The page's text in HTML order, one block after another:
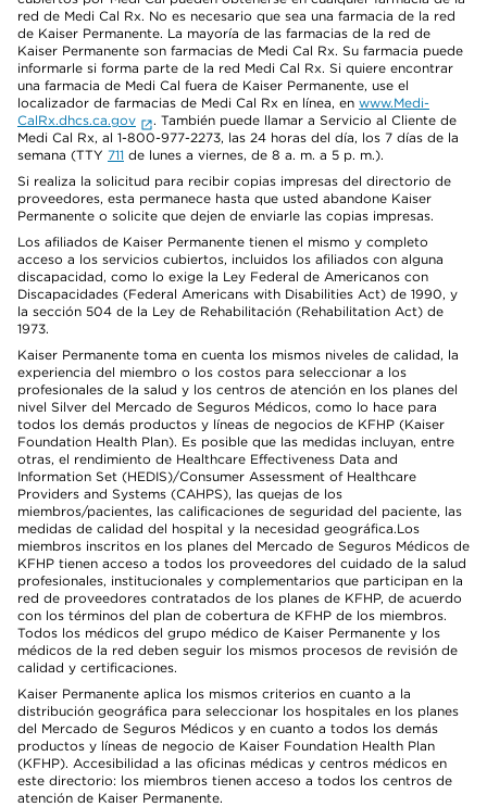
red de Medi Cal Rx. No es necesario que sea una farmacia de la red
de Kaiser Permanente. La mayoría de las farmacias de la red de
Kaiser Permanente son farmacias de Medi Cal Rx. Su farmacia puede
informarle si forma parte de la red Medi Cal Rx. Si quiere encontrar
una farmacia de Medi Cal fuera de Kaiser Permanente, use el
localizador de farmacias de Medi Cal Rx en línea, en www.Medi-
CalRx.dhcs.ca.gov
. También puede llamar a Servicio al Cliente de
Medi Cal Rx, al 1-800-977-2273, las 24 horas del día, los 7 días de la
semana (TTY 711 de lunes a viernes, de 8 a. m. a 5 p. m.).
Si realiza la solicitud para recibir copias impresas del directorio de
proveedores, esta permanece hasta que usted abandone Kaiser
Permanente o solicite que dejen de enviarle las copias impresas.
Los afiliados de Kaiser Permanente tienen el mismo y completo
acceso a los servicios cubiertos, incluidos los afiliados con alguna
discapacidad, como lo exige la Ley Federal de Americanos con
Discapacidades (Federal Americans with Disabilities Act) de 1990, y
la sección 504 de la Ley de Rehabilitación (Rehabilitation Act) de
1973.
Kaiser Permanente toma en cuenta los mismos niveles de calidad, la
experiencia del miembro o los costos para seleccionar a los
profesionales de la salud y los centros de atención en los planes del
nivel Silver del Mercado de Seguros Médicos, como lo hace para
todos los demás productos y líneas de negocios de KFHP (Kaiser
Foundation Health Plan). Es posible que las medidas incluyan, entre
otras, el rendimiento de Healthcare Effectiveness Data and
Information Set (HEDIS)/Consumer Assessment of Healthcare
Providers and Systems (CAHPS), las quejas de los
miembros/pacientes, las calificaciones de seguridad del paciente, las
medidas de calidad del hospital y la necesidad geográfica.Los
miembros inscritos en los planes del Mercado de Seguros Médicos de
KFHP tienen acceso a todos los proveedores del cuidado de la salud
profesionales, institucionales y complementarios que participan en la
red de proveedores contratados de los planes de KFHP, de acuerdo
con los términos del plan de cobertura de KFHP de los miembros.
Todos los médicos del grupo médico de Kaiser Permanente y los
médicos de la red deben seguir los mismos procesos de revisión de
calidad y certificaciones.
Kaiser Permanente aplica los mismos criterios en cuanto a la
distribución geográfica para seleccionar los hospitales en los planes
del Mercado de Seguros Médicos y en cuanto a todos los demás
productos y líneas de negocio de Kaiser Foundation Health Plan
(KFHP). Accesibilidad a las oficinas médicas y centros médicos en
este directorio: los miembros tienen acceso a todos los centros de
atención de Kaiser Permanente.